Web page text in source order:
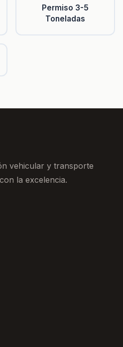
Permiso 3-5
Toneladas
vehicular y transporte
la excelencia.